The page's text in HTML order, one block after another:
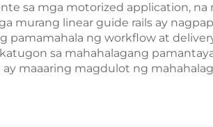
sa mga motorized application, na
murang linear guide rails ay
ng workflow at
sa mahahalagang
maaaring magdulot ng